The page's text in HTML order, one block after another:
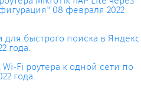
08 февраля 2022
быстрого поиска в
года.
Fi роутера к одной сети по
года.